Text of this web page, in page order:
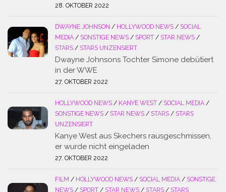
28. OKTOBER 2022
DWAYNE JOHNSON / HOLLYWOOD NEWS / SOCIAL
MEDIA / SONSTIGE NEWS / SPORT / STAR NEWS /
STARS / STARS UNZENSIERT
Dwayne Johnsons Tochter Simone debütiert
in der WWE
27. OKTOBER 2022
HOLLYWOOD NEWS / KANYE WEST / SOCIAL MEDIA /
SONSTIGE NEWS / STAR NEWS / STARS / STARS
UNZENSIERT
Kanye West aus Skechers rausgeschmissen,
er wurde nicht eingeladen
27. OKTOBER 2022
FILM / HOLLYWOOD NEWS / SOCIAL MEDIA / SONSTIGE
NEWS / SPORT / STAR NEWS / STARS / STARS